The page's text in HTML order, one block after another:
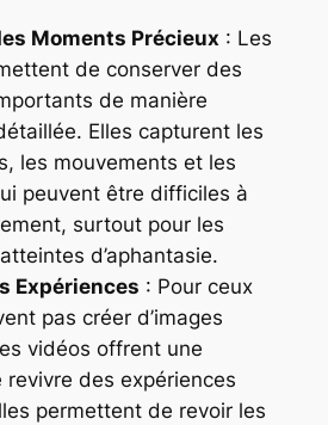
Moments Précieux : Les
de conserver des
de manière
Elles capturent les
les mouvements et les
peuvent être difficiles à
surtout pour les
d’aphantasie.
Expériences : Pour ceux
pas créer d’images
vidéos offrent une
revivre des expériences
permettent de revoir les